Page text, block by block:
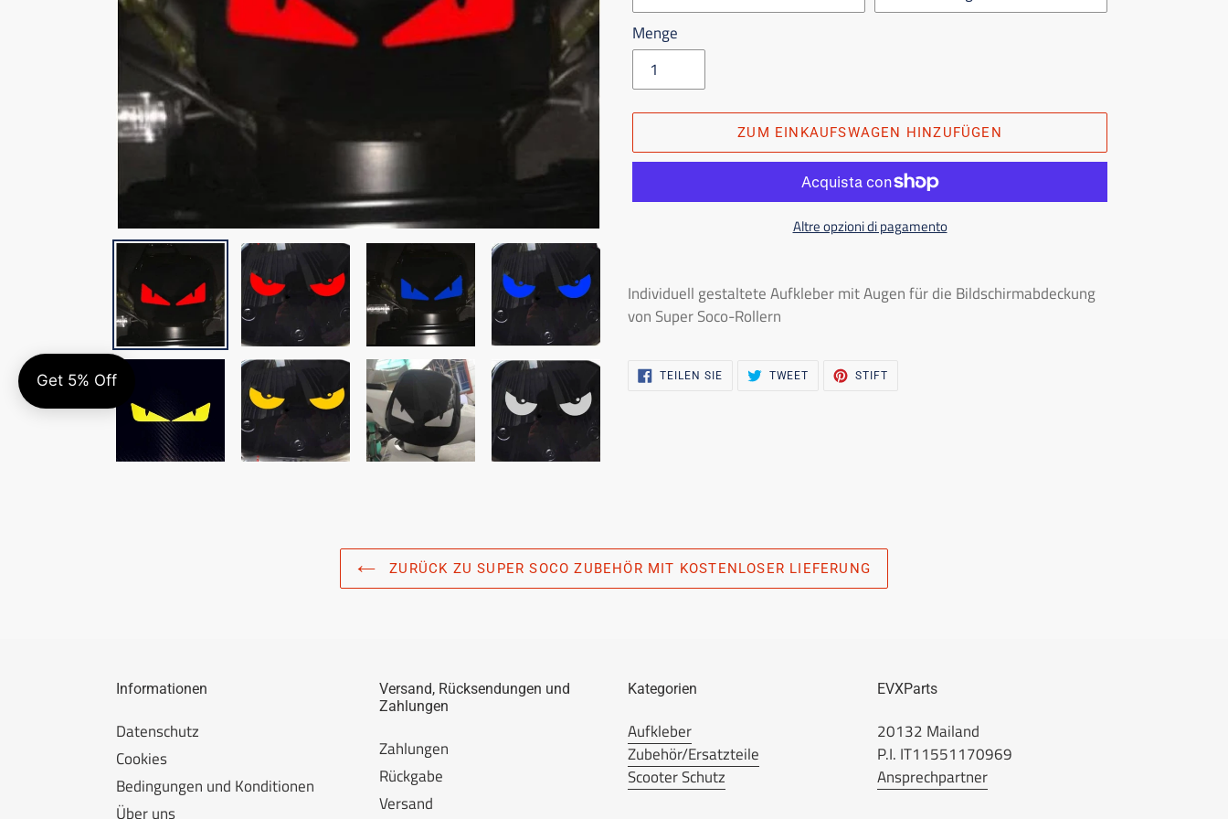
Menge
ZUM EINKAUFSWAGEN HINZUFÜGEN
Altre opzioni di pagamento
Produkt
in
legen
Individuell gestaltete Aufkleber mit Augen für die Bildschirmabdeckung
von Super Soco-Rollern
TEILEN SIEAUF
FACEBOOK
TWEET ZWITSCHERN
STIFT
ZURÜCK ZU SUPER SOCO ZUBEHÖR MIT KOSTENLOSER LIEFERUNG
Informationen
Datenschutz
Cookies
Bedingungen und Konditionen
Über uns
Versand, Rücksendungen und
Zahlungen
Zahlungen
Rückgabe
Versand
Kategorien
Aufkleber
Zubehör/Ersatzteile
Scooter Schutz
EVXParts
20132 Mailand
P.I. IT11551170969
Ansprechpartner